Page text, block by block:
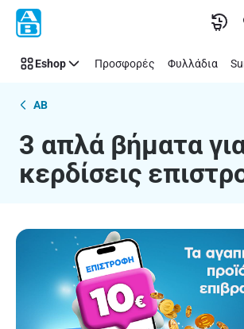
Παράλειψη
απλά
κερδίσεις
Eshop Προσφορές Φυλλάδια
AB
3 απλά βήματα
κερδίσεις